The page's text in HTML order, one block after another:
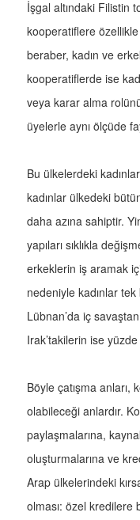
İşgal altındaki Filistin
kooperatiflere özellikle
beraber, kadın ve
kooperatiflerde ise
veya karar alma
üyelerle aynı ölçüde
Bu ülkelerdeki
kadınlar ülkedeki
daha azına sahiptir.
yapıları sıklıkla
erkeklerin iş aramak
nedeniyle kadınlar tek
Lübnan’da iç
Irak’takilerin ise yüzde
Böyle çatışma anları,
olabileceği anlardır.
paylaşmalarına,
oluşturmalarına ve
Arap ülkelerindeki
olması: özel